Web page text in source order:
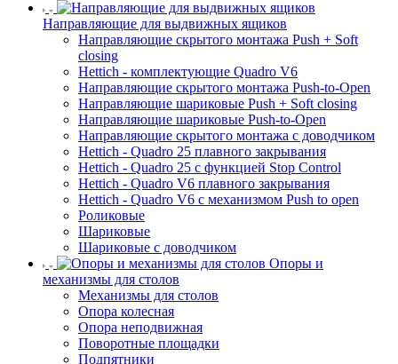
Направляющие для выдвижных ящиков
Направляющие скрытого монтажа Push + Soft
closing
Hettich - комплектующие Quadro V6
Направляющие скрытого монтажа Push-to-Open
Направляющие шариковые Push + Soft closing
Направляющие шариковые Push-to-Open
Направляющие скрытого монтажа с доводчиком
Hettich - Quadro 25 плавного закрывания
Hettich - Quadro 25 с функцией Stop Control
Hettich - Quadro V6 плавного закрывания
Hettich - Quadro V6 с механизмом Push to open
Роликовые
Шариковые
Шариковые с доводчиком
Опоры и
механизмы для столов
Механизмы для столов
Опора колесная
Опора неподвижная
Поворотные площадки
Подпятники